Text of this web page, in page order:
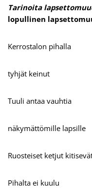
Tarinoita
lopullinen
Kerrostalon pihalla
tyhjät keinut
Tuuli antaa vauhtia
näkymättömille lapsille
Ruosteiset ketjut
Pihalta ei kuulu